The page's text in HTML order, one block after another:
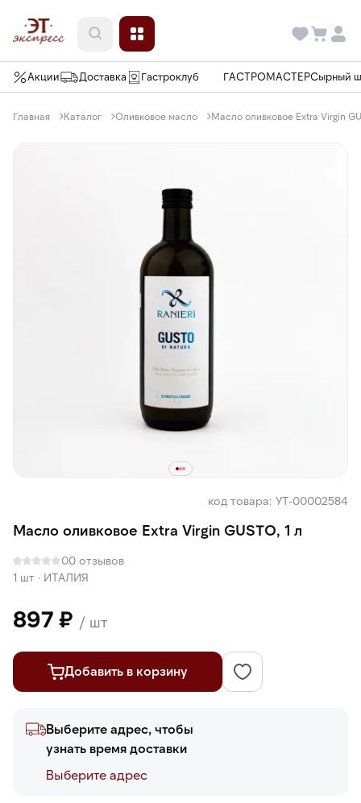
Акции Доставка Гастроклуб ГАСТРОМАСТЕРСырный
Главная Каталог Оливковое масло Масло оливковое Extra Virgin
код товара: УТ-00002584
Масло оливковое Extra Virgin GUSTO, 1 л
00 отзывов
1 шт · ИТАЛИЯ
897 ₽ / шт
Добавить в корзину
Выберите адрес, чтобы
узнать время доставки
Выберите адреc